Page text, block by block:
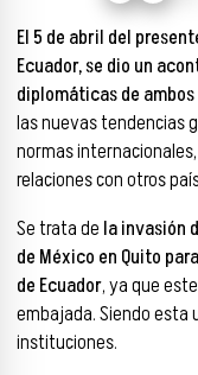
El 5 de abril del
Ecuador, se dio un
diplomáticas de
las nuevas tendencias
normas
relaciones con otros
Se trata de la invasión
de México en Quito
de Ecuador, ya que
embajada. Siendo
instituciones.